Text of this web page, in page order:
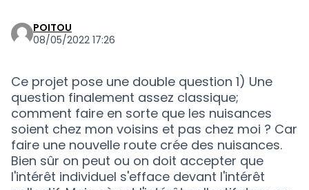
POITOU
08/05/2022 17:26
Ce projet pose une double question 1) Une
question finalement assez classique;
comment faire en sorte que les nuisances
soient chez mon voisins et pas chez moi ? Car
faire une nouvelle route crée des nuisances.
Bien sûr on peut ou on doit accepter que
l'intérêt individuel s'efface devant l'intérêt